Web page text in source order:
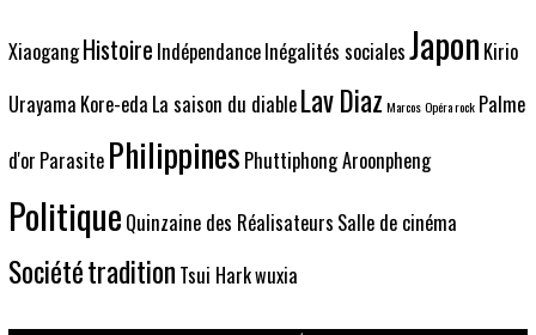
XiaogangHistoire IndépendanceInégalités socialesJapon Kirio
Urayama Kore-eda La saison du diableLav Diaz Marcos Opéra rock Palme
d'or Parasite Philippines Phuttiphong Aroonpheng
Politique Quinzaine des Réalisateurs Salle de cinéma
Sociététradition Tsui Harkwuxia